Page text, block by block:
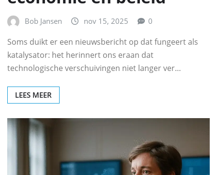
Bob Jansen nov 15, 2025 0
Soms duikt er een nieuwsbericht op dat fungeert als
katalysator: het herinnert ons eraan dat
technologische verschuivingen niet langer ver…
LEES MEER